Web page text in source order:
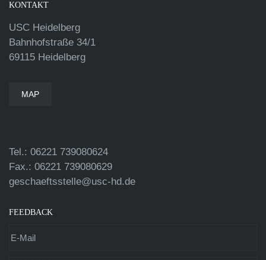
KONTAKT
USC Heidelberg
Bahnhofstraße 34/1
69115 Heidelberg
MAP
Tel.: 06221 739080624
Fax.: 06221 739080629
geschaeftsstelle@usc-hd.de
FEEDBACK